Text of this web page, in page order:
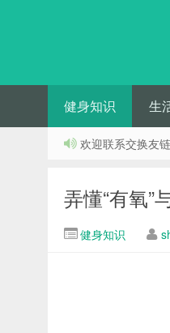
健身知识 生
欢迎联系交换友链
弄懂“有氧”
健身知识